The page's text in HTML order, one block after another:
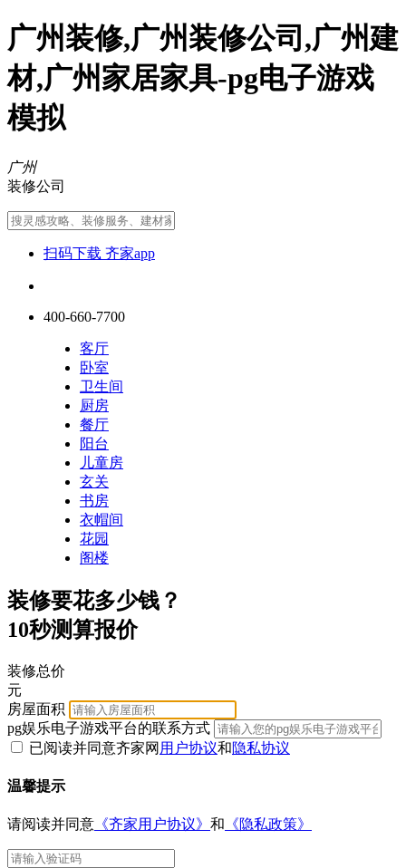
广州装修,广州装修公司,广州建
材,广州家居家具-pg电子游戏
模拟
广州
装修公司
扫码下载 齐家app
400-660-7700
客厅
卧室
卫生间
厨房
餐厅
阳台
儿童房
玄关
书房
衣帽间
花园
阁楼
装修要花多少钱？
10秒测算报价
装修总价
元
房屋面积
pg娱乐电子游戏平台的联系方式
已阅读并同意齐家网 用户协议和隐私协议
温馨提示
请阅读并同意 《齐家用户协议》 和 《隐私政策》